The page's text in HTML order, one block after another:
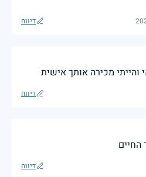
דיווח
והייתי מכירה אותך אישית
דיווח
דיווח